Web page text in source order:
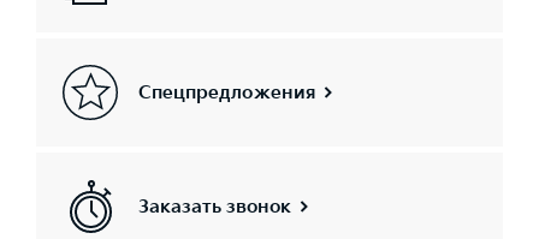
Спецпредложения
Заказать звонок